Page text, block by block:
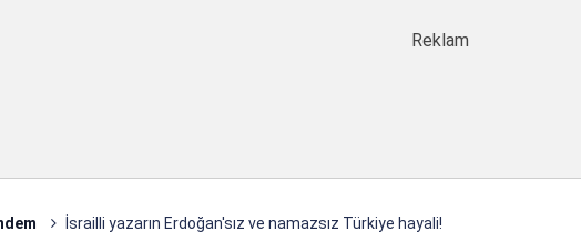
İsrailli yazarın Erdoğan'sız ve namazsız Türkiye hayali!